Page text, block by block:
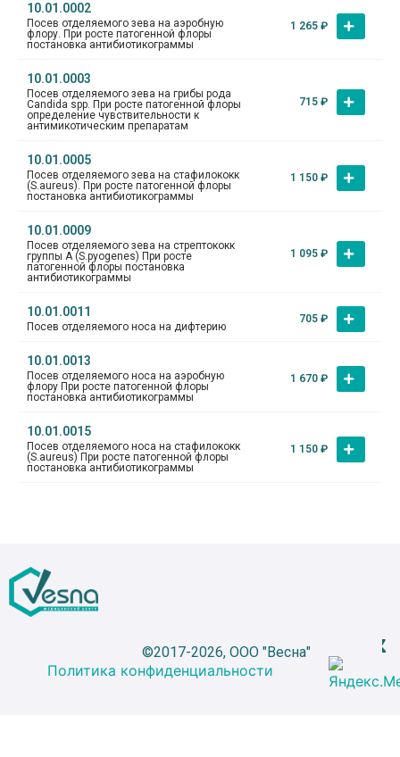
10.01.0002
Посев отделяемого зева на аэробную
флору. При росте патогенной флоры
постановка антибиотикограммы
1 265 ₽
10.01.0003
Посев отделяемого зева на грибы рода
Candida spp. При росте патогенной флоры
определение чувствительности к
антимикотическим препаратам
715 ₽
10.01.0005
Посев отделяемого зева на стафилококк
(S.aureus). При росте патогенной флоры
постановка антибиотикограммы
1 150 ₽
10.01.0009
Посев отделяемого зева на стрептококк
группы А (S.pyogenes) При росте
патогенной флоры постановка
антибиотикограммы
1 095 ₽
10.01.0011
Посев отделяемого носа на дифтерию
705 ₽
10.01.0013
Посев отделяемого носа на аэробную
флору При росте патогенной флоры
постановка антибиотикограммы
1 670 ₽
10.01.0015
Посев отделяемого носа на стафилококк
(S.aureus) При росте патогенной флоры
постановка антибиотикограммы
1 150 ₽
©2017-2026, ООО "Весна"
Политика конфиденциальности